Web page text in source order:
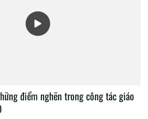
điểm nghẽn trong công tác giáo